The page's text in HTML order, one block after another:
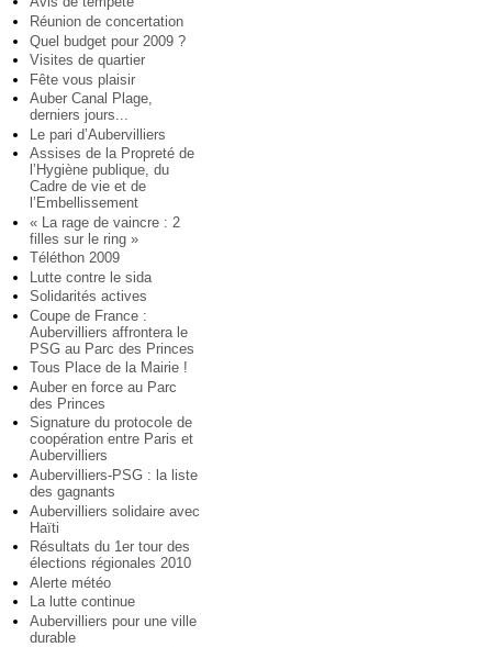
Réunion de concertation
Quel budget pour 2009 ?
Visites de quartier
Fête vous plaisir
Auber Canal Plage,
derniers jours...
Le pari d’Aubervilliers
Assises de la Propreté de
l’Hygiène publique, du
Cadre de vie et de
l’Embellissement
« La rage de vaincre : 2
filles sur le ring »
Téléthon 2009
Lutte contre le sida
Solidarités actives
Coupe de France :
Aubervilliers affrontera le
PSG au Parc des Princes
Tous Place de la Mairie !
Auber en force au Parc
des Princes
Signature du protocole de
coopération entre Paris et
Aubervilliers
Aubervilliers-PSG : la liste
des gagnants
Aubervilliers solidaire avec
Haïti
Résultats du 1er tour des
élections régionales 2010
Alerte météo
La lutte continue
Aubervilliers pour une ville
durable